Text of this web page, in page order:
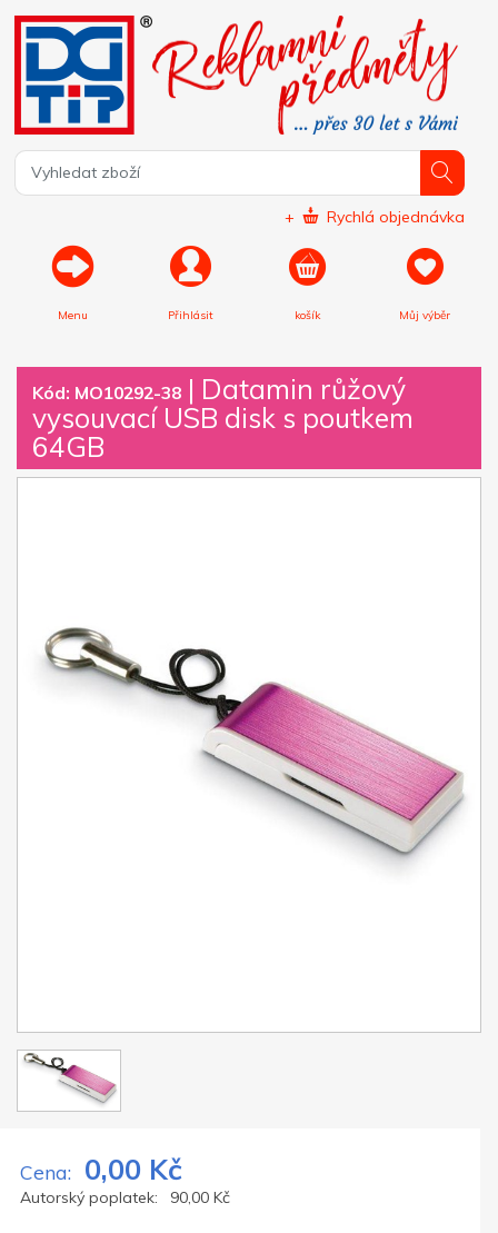
+ Rychlá objednávka
Menu Přihlásit košík Můj výběr
Kód: MO10292-38 | Datamin růžový
vysouvací USB disk s poutkem
64GB
Cena: 0,00 Kč
Autorský poplatek: 90,00 Kč